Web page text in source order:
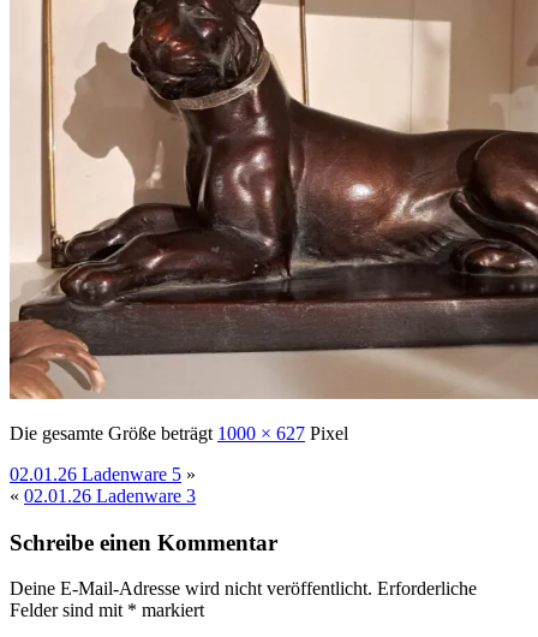
Die gesamte Größe beträgt 1000 × 627 Pixel
02.01.26 Ladenware 5 »
« 02.01.26 Ladenware 3
Schreibe einen Kommentar
Deine E-Mail-Adresse wird nicht veröffentlicht. Erforderliche
Felder sind mit * markiert